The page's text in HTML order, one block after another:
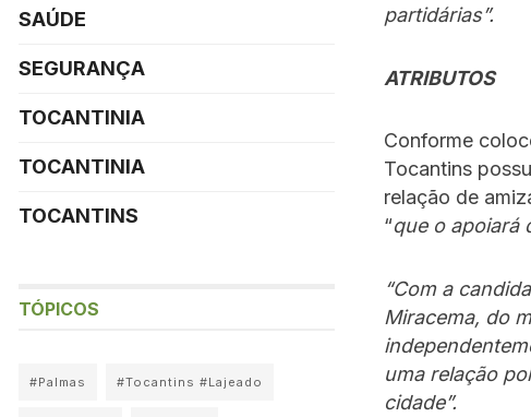
partidárias”.
ATRIBUTOS
Conforme
Tocantins
relação de
“que o apoiará
“Com a
Miracema, do
uma relação
cidade”.
SAÚDE
SEGURANÇA
TOCANTINIA
TOCANTINIA
TOCANTINS
TÓPICOS
#Palmas #Tocantins #Lajeado